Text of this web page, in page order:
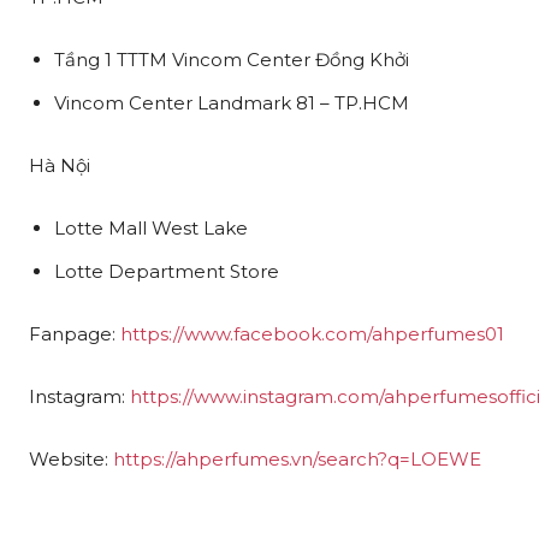
Tầng 1 TTTM Vincom Center Đồng Khởi
Vincom Center Landmark 81 – TP.HCM
Hà Nội
Lotte Mall West Lake
Lotte Department Store
Fanpage: https://www.facebook.com/ahperfumes01
Instagram: https://www.instagram.com/
Website: https://ahperfumes.vn/search?q=LOEWE